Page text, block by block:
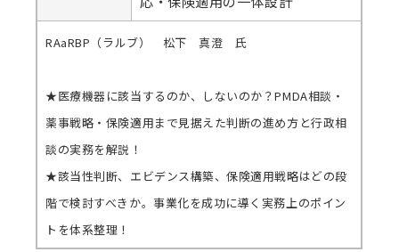
RAaRBP（ラルブ） 松下 真澄 氏
★医療機器に該当するのか、しないのか？PMDA相談・
薬事戦略・保険適用まで見据えた判断の進め方と行政相
談の実務を解説！
★該当性判断、エビデンス構築、保険適用戦略はどの段
階で検討すべきか。事業化を成功に導く実務上のポイン
トを体系整理！